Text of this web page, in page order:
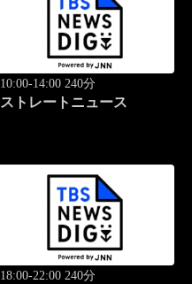
10:00-14:00 240分
ストレートニュース
18:00-22:00 240分